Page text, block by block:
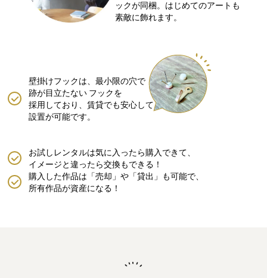
ックが同梱。はじめてのアートも
素敵に飾れます。
壁掛けフックは、最小限の穴で
跡が目立たない フックを
採用しており、賃貸でも安心して
設置が可能です。
購入した作品は「売却」や「貸出」も可能で、
所有作品が資産になる！
お試しレンタルは気に入ったら購入できて、
イメージと違ったら交換もできる！